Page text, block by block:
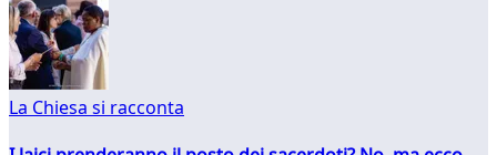
La Chiesa si racconta